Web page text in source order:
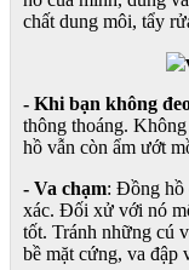
chất dung môi, tẩy
- Khi bạn không
thông thoáng.
hồ vẫn còn ẩm ướt
- Va chạm: Đồng hồ
xác. Đối xử với nó
tốt. Tránh những cú
bề mặt cứng, va